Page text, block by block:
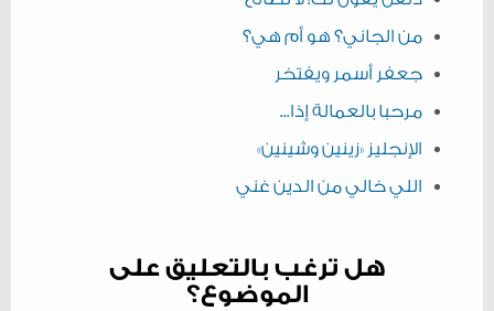
من الجاني؟ هو أم هي؟
جعفر أسمر ويفتخر
مرحبا بالعمالة إذا...
الإنجليز «زينين وشينين»
اللي خالي من الدين غني
هل ترغب بالتعليق على
الموضوع؟